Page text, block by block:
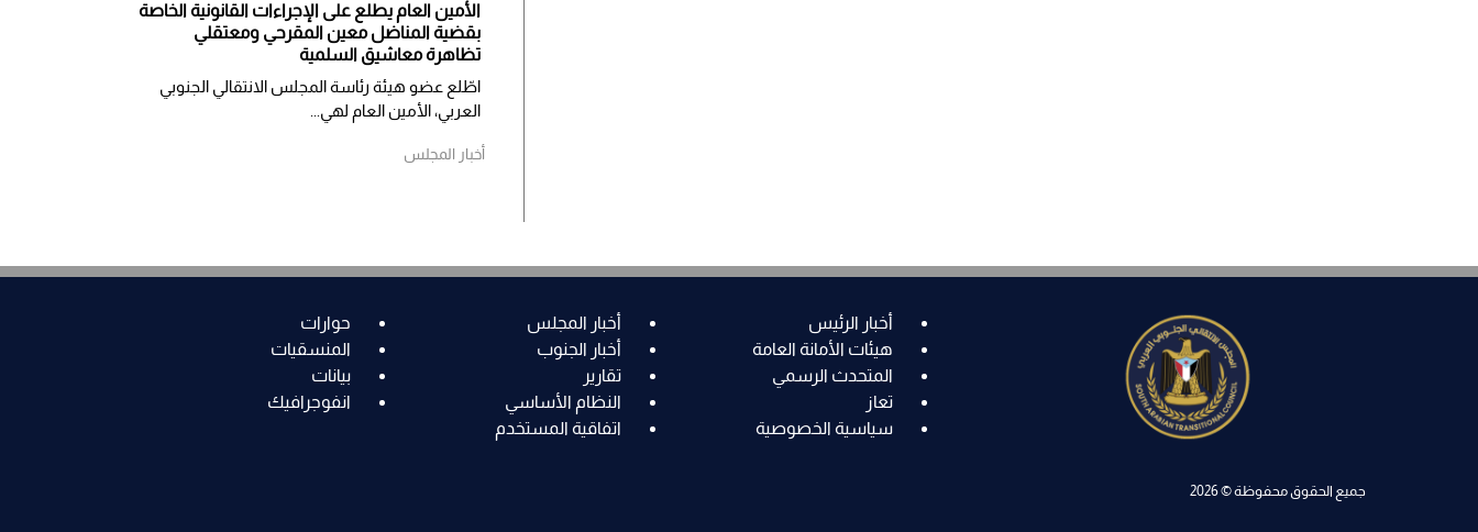
الأمين العام يطلع على الإجراءات القانونية الخاصة
بقضية المناضل معين المقرحي ومعتقلي
تظاهرة معاشيق السلمية
اطّلع عضو هيئة رئاسة المجلس الانتقالي الجنوبي
العربي، الأمين العام لهي...
أخبار المجلس
أخبار الرئيس أخبار المجلس
حوارات
هيئات الأمانة العامة
أخبار الجنوب
المنسقيات
المتحدث الرسمي
تقارير
بيانات
تعاز
النظام الأساسي
انفوجرافيك
سياسية الخصوصية
اتفاقية المستخدم
جميع الحقوق محفوظة © 2026